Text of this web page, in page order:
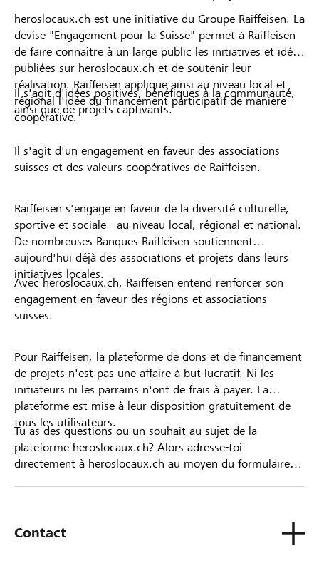
heroslocaux.ch est une initiative du Groupe Raiffeisen. La
devise "Engagement pour la Suisse" permet à Raiffeisen
de faire connaître à un large public les initiatives et idées
publiées sur heroslocaux.ch et de soutenir leur
réalisation. Raiffeisen applique ainsi au niveau local et
régional l'idée du financement participatif de manière
coopérative.
Il s'agit d'idées positives, bénéfiques à la communauté,
ainsi que de projets captivants.
Il s'agit d'un engagement en faveur des associations
suisses et des valeurs coopératives de Raiffeisen.
Raiffeisen s'engage en faveur de la diversité culturelle,
sportive et sociale - au niveau local, régional et national.
De nombreuses Banques Raiffeisen soutiennent
aujourd'hui déjà des associations et projets dans leurs
initiatives locales.
Avec heroslocaux.ch, Raiffeisen entend renforcer son
engagement en faveur des régions et associations
suisses.
Pour Raiffeisen, la plateforme de dons et de financement
de projets n'est pas une affaire à but lucratif. Ni les
initiateurs ni les parrains n'ont de frais à payer. La
plateforme est mise à leur disposition gratuitement de
tous les utilisateurs.
Tu as des questions ou un souhait au sujet de la
plateforme heroslocaux.ch? Alors adresse-toi
directement à heroslocaux.ch au moyen du formulaire
Contact